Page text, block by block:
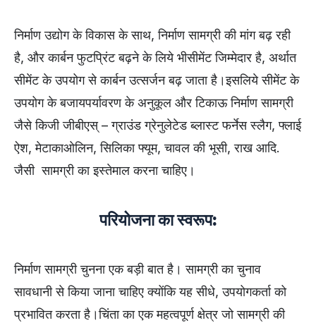
निर्माण उद्योग के विकास के साथ, निर्माण सामग्री की मांग बढ़ रही
है, और कार्बन फुटप्रिंट बढ़ने के लिये भीसीमेंट जिम्मेदार है, अर्थात
सीमेंट के उपयोग से कार्बन उत्सर्जन बढ़ जाता है।इसलिये सीमेंट के
उपयोग के बजायपर्यावरण के अनुकूल और टिकाऊ निर्माण सामग्री
जैसे किजी जीबीएस् – ग्राउंड ग्रेनुलेटेड ब्लास्ट फर्नेस स्लैग, फ्लाई
ऐश, मेटाकाओलिन, सिलिका फ्यूम, चावल की भूसी, राख आदि.
जैसी सामग्री का इस्तेमाल करना चाहिए।
परियोजना का स्वरूप:
निर्माण सामग्री चुनना एक बड़ी बात है। सामग्री का चुनाव
सावधानी से किया जाना चाहिए क्योंकि यह सीधे, उपयोगकर्ता को
प्रभावित करता है।चिंता का एक महत्वपूर्ण क्षेत्र जो सामग्री की